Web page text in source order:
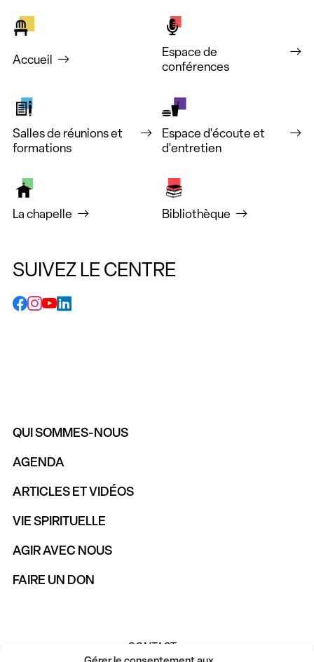
Accueil
Espace de
conférences
Salles de réunions et
formations
Espace d'écoute et
d'entretien
La chapelle Bibliothèque
SUIVEZ LE CENTRE
QUI SOMMES-NOUS
AGENDA
ARTICLES ET VIDÉOS
VIE SPIRITUELLE
AGIR AVEC NOUS
FAIRE UN DON